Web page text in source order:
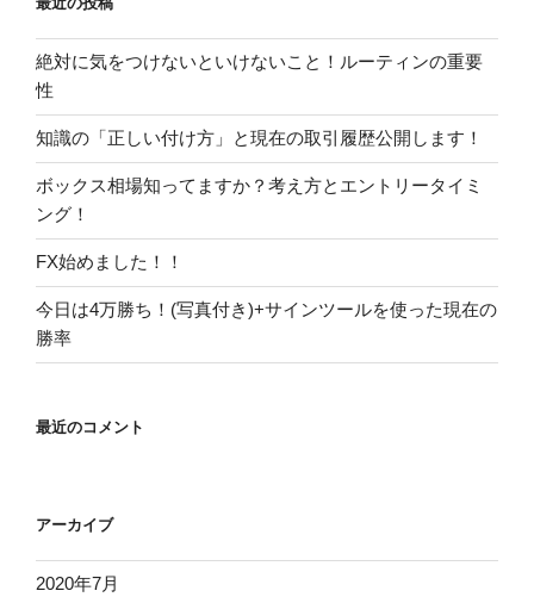
絶対に気をつけないといけないこと！ルーティンの重要
性
知識の「正しい付け方」と現在の取引履歴公開します！
ボックス相場知ってますか？考え方とエントリータイミ
ング！
FX始めました！！
今日は4万勝ち！(写真付き)+サインツールを使った現在の
勝率
最近のコメント
アーカイブ
2020年7月